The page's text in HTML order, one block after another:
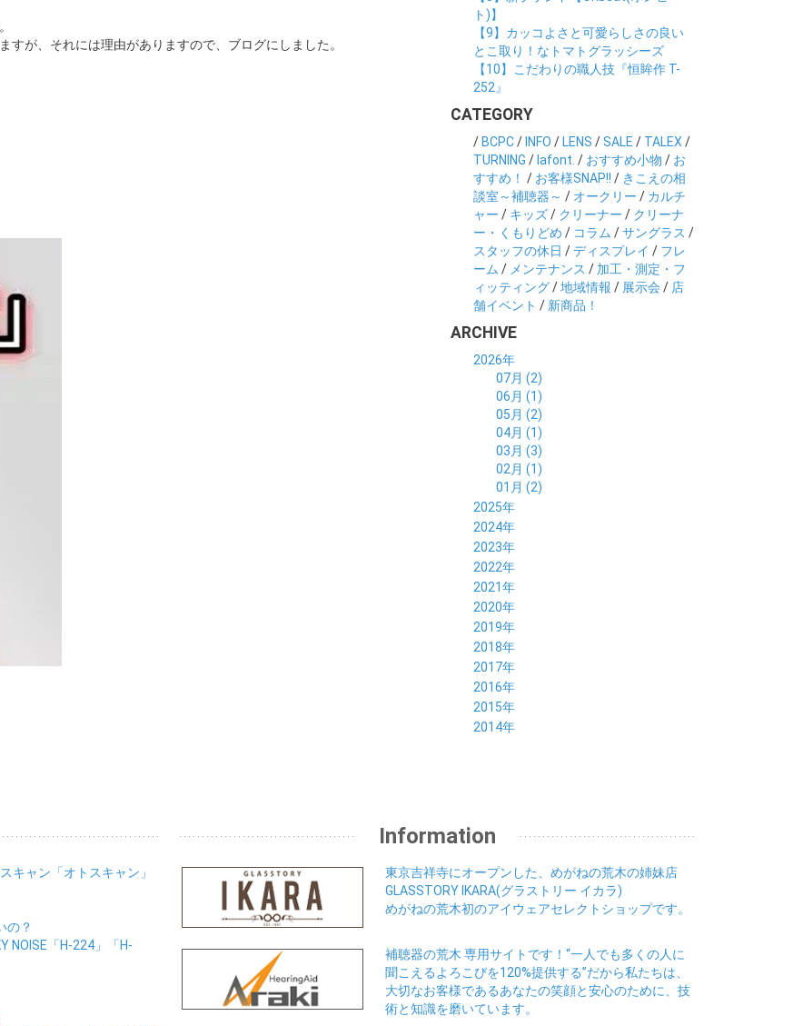
が、それには理由がありますので、ブログにしました。
ト)】
【9】カッコよさと可愛らしさの良い
とこ取り！なトマトグラッシーズ
【10】こだわりの職人技『恒眸作 T-
252』
CATEGORY
/ BCPC/ INFO / LENS /SALE / TALEX /
TURNING / lafont. / おすすめ小物 / お
すすめ！ / お客様SNAP!! / きこえの相
談室～補聴器～ / オークリー / カルチ
ャー / キッズ/ クリーナー / クリーナ
ー・くもりどめ / コラム /サングラス /
スタッフの休日 /ディスプレイ / フレ
ーム / メンテナンス / 加工・測定・フ
ィッティング/地域情報 / 展示会 / 店
舗イベント / 新商品！
ARCHIVE
2026年
07月 (2)
06月 (1)
05月 (2)
04月 (1)
03月 (3)
02月 (1)
01月 (2)
2025年
12月 (2)
11月 (2)
10月 (3)
09月 (3)
08月 (4)
07月 (4)
06月 (4)
05月 (4)
04月 (1)
03月 (3)
02月 (4)
01月 (4)
2024年
12月 (6)
11月 (5)
10月 (4)
09月 (6)
08月 (5)
07月 (5)
06月 (4)
05月 (3)
04月 (7)
03月 (5)
02月 (7)
2023年
12月 (5)
11月 (4)
10月 (5)
09月 (6)
08月 (7)
07月 (7)
06月 (7)
05月 (8)
04月 (8)
03月 (9)
2022年
12月 (9)
11月 (5)
10月 (8)
09月 (7)
08月 (5)
07月 (9)
06月 (10)
05月 (9)
04月 (7)
2021年
12月 (5)
11月 (5)
10月 (5)
09月 (5)
08月 (11)
07月 (4)
06月 (7)
05月 (8)
2020年
12月 (7)
11月 (6)
10月 (8)
09月 (10)
08月 (10)
07月 (7)
06月 (7)
2019年
12月 (8)
11月 (9)
10月 (9)
09月 (7)
08月 (8)
07月 (7)
2018年
12月 (8)
11月 (8)
10月 (7)
09月 (10)
08月 (8)
01月 (7)
2017年
12月 (7)
11月 (8)
10月 (7)
02月 (6)
01月 (9)
2016年
12月 (9)
11月 (5)
03月 (7)
02月 (6)
01月 (9)
2015年
12月 (9)
06月 (5)
2014年
キャン「オトスキャン」
の？
NOISE「H-224」「H-
Information
東京吉祥寺にオープンした、めがねの荒木の姉妹店
GLASSTORY IKARA(グラストリー イカラ)
めがねの荒木初のアイウェアセレクトショップです。
補聴器の荒木 専用サイトです！“一人でも多くの人に
聞こえるよろこびを120%提供する”だから私たちは、
大切なお客様であるあなたの笑顔と安心のために、技
術と知識を磨いています。